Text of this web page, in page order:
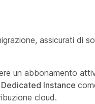
assicurati di
un abbonamento
Instance
cloud.